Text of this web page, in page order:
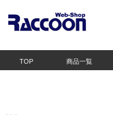
TOP 商品一覧